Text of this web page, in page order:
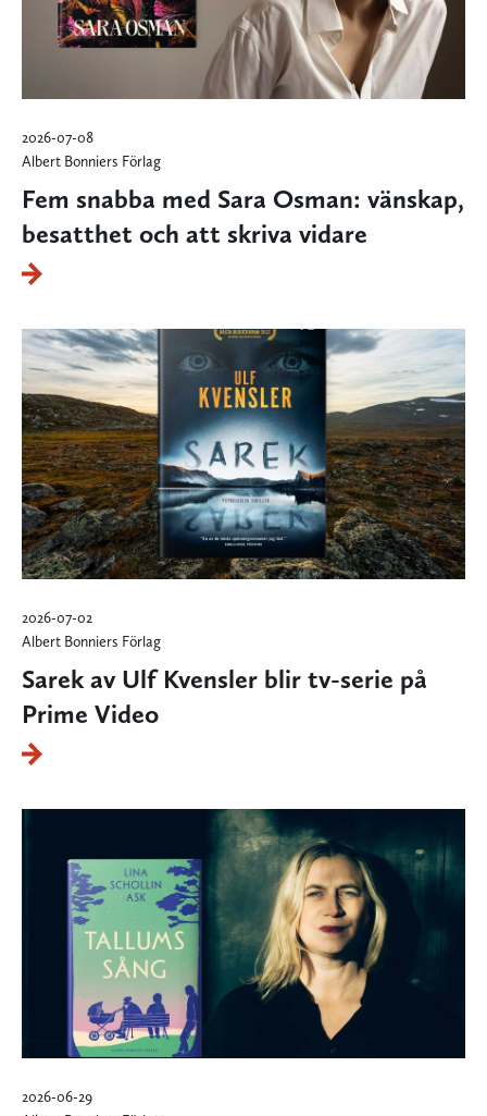
2026-07-08
Albert Bonniers Förlag
Fem snabba med Sara Osman: vänskap,
besatthet och att skriva vidare
2026-07-02
Albert Bonniers Förlag
Sarek av Ulf Kvensler blir tv-serie på
Prime Video
2026-06-29